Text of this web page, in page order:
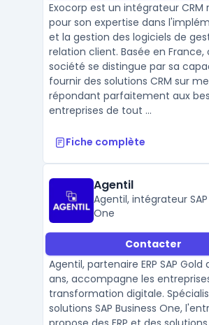
Exocorp est un intégrateur CRM
pour son expertise dans
et la gestion des logiciels de
relation client. Basée en
société se distingue par sa
fournir des solutions CRM sur
répondant parfaitement aux
entreprises de tout ...
Fiche complète
Agentil
Agentil, intégrateur SAP
One
Contacter
Agentil, partenaire ERP SAP Gold
ans, accompagne les
transformation digitale.
solutions SAP Business One,